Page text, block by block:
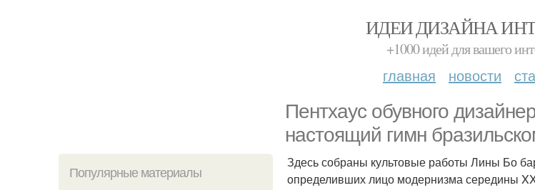
ИДЕИ ДИЗАЙНА
+1000 идей для вашего
главная новости
Пентхаус обувного
настоящий гимн
Популярные материалы
Здесь собраны культовые работы Лины Бо
определивших лицо модернизма середины